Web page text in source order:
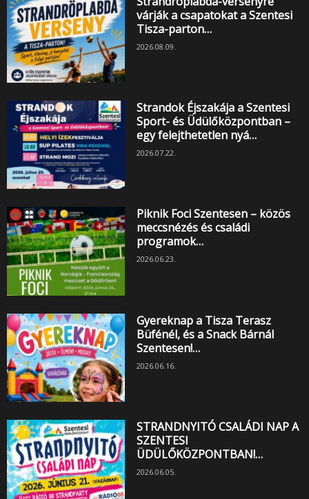
várják a csapatokat a Szentesi
Tisza-parton…
2026.08.09.
Strandok Éjszakája a Szentesi
Sport- és Üdülőközpontban –
egy felejthetetlen nyá…
2026.07.22.
Piknik Foci Szentesen – közös
meccsnézés és családi
programok…
2026.06.23.
Gyereknap a Tisza Terasz
Büfénél, és a Snack Bárnál
Szentesen!…
2026.06.16.
STRANDNYITÓ CSALÁDI NAP A
SZENTESI
ÜDÜLŐKÖZPONTBAN!…
2026.06.05.